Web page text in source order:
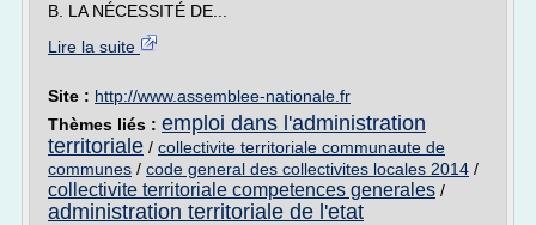
B. LA NÉCESSITÉ DE...
Lire la suite
Site : http://www.assemblee-nationale.fr
Thèmes liés : emploi dans l'administration
territoriale / collectivite territoriale communaute de
communes / code general des collectivites locales 2014 /
collectivite territoriale competences generales /
administration territoriale de l'etat